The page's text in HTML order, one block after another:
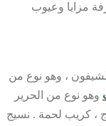
مزايا وعيوب
، وهو نوع من
وهو نوع من الحرير
، كريب لحمة . نسيج